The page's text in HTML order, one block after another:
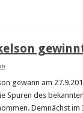
gewann am
Spuren des
Demnächst